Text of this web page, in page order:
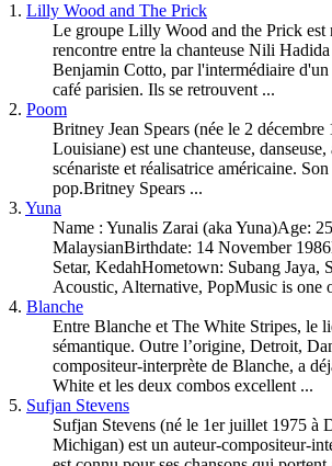
1. Lilly Wood and The Prick
Le groupe Lilly Wood and the Prick est
rencontre entre la chanteuse Nili
Benjamin Cotto, par l'intermédiaire
café parisien. Ils se retrouvent ...
2. Poom
Britney Jean Spears (née le 2
Louisiane) est une chanteuse,
scénariste et réalisatrice américaine.
pop.Britney Spears ...
3. Yuna
Name : Yunalis Zarai (aka Yuna)Age:
MalaysianBirthdate: 14 November
Setar, KedahHometown: Subang Jaya,
Acoustic, Alternative, PopMusic is one
4. Blanche
Entre Blanche et The White Stripes, le
sémantique. Outre l’origine, Detroit,
compositeur-interprète de Blanche, a
White et les deux combos excellent ...
5. Sufjan Stevens
Sufjan Stevens (né le 1er juillet 1975 à
Michigan) est un auteur-compositeur-